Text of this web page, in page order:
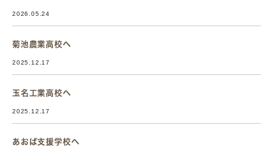
2026.05.24
菊池農業高校へ
2025.12.17
玉名工業高校へ
2025.12.17
あおば支援学校へ